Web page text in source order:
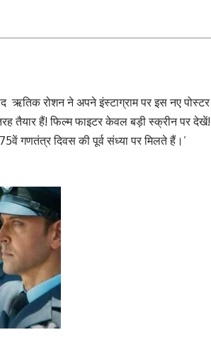
ऋतिक रोशन ने अपने इंस्टाग्राम पर इस नए पोस्टर
तैयार हैं! फिल्म फाइटर केवल बड़ी स्क्रीन पर देखें!
गणतंत्र दिवस की पूर्व संध्या पर मिलते हैं।’